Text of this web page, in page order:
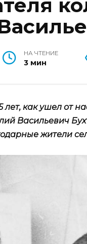
НА ЧТЕНИЕ
3 мин
лет, как ушел от
Васильевич
жители